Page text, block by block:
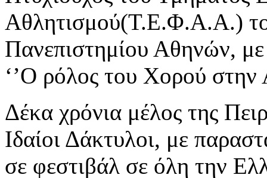
Αθλητισμού(Τ.Ε.Φ.Α.Α.)
Πανεπιστημίου Αθηνών, με
‘’Ο ρόλος του Χορού στην
Δέκα χρόνια μέλος της
Ιδαίοι Δάκτυλοι, με
σε φεστιβάλ σε όλη την